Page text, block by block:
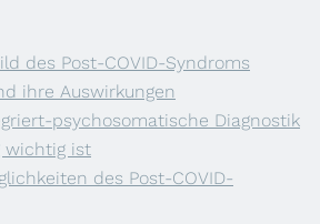
des Post-COVID-Syndroms
ihre Auswirkungen
psychosomatische Diagnostik
wichtig ist
des Post-COVID-